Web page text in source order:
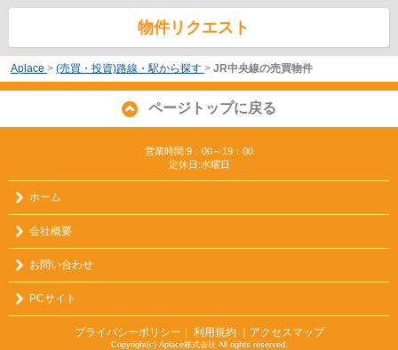
物件リクエスト
Aplace > (売買・投資)路線・駅から探す > JR中央線の売買物件
ページトップに戻る
営業時間:9：00～19：00
定休日:水曜日
ホーム
会社概要
お問い合わせ
PCサイト
プライバシーポリシー ｜ 利用規約 ｜アクセスマップ
Copyright(c) Aplace株式会社 All rights reserved.